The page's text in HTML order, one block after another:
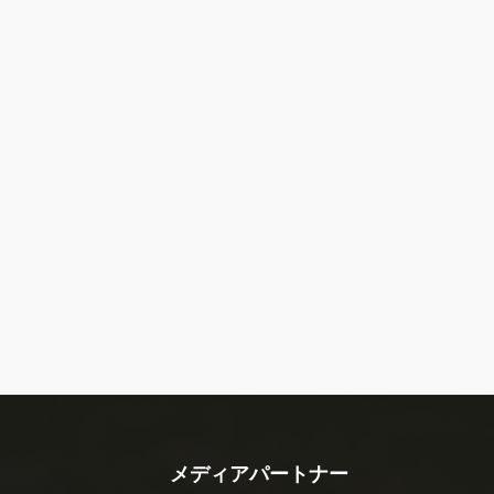
メディアパートナー